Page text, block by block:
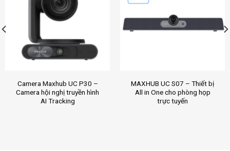
Camera Maxhub UC P30 –
Camera hội nghị truyền hình
AI Tracking
MAXHUB UC S07 – Thiết bị
All in One cho phòng họp
trực tuyến